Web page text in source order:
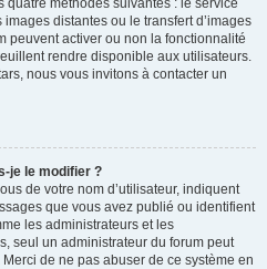
méthodes suivantes : le service
distantes ou le transfert d’images
peuvent activer ou non la fonctionnalité
rendre disponible aux utilisateurs.
nous vous invitons à contacter un
je le modifier ?
de votre nom d’utilisateur, indiquent
que vous avez publié ou identifient
les administrateurs et les
seul un administrateur du forum peut
de ne pas abuser de ce système en